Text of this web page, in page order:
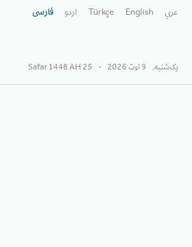
عربي English
Türkçe اردو فارسى
یک‌شنبه, 9 اوت 2026 -
25 Safar 1448 AH